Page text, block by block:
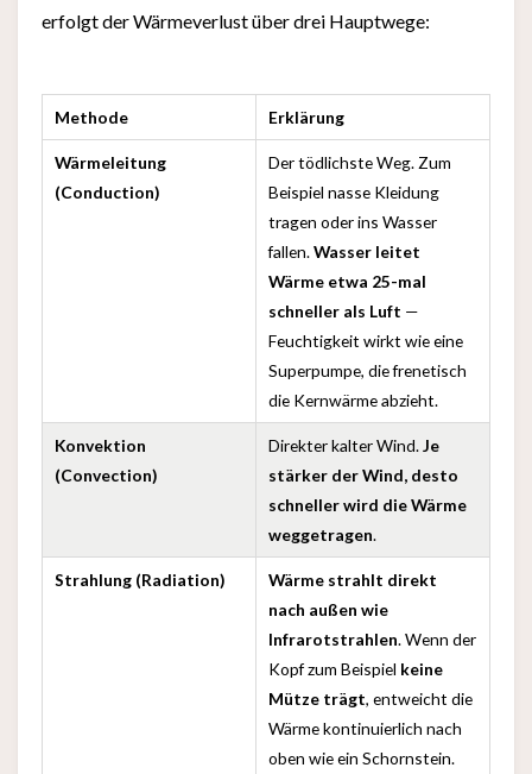
erfolgt der Wärmeverlust über drei Hauptwege:
Methode Erklärung
Wärmeleitung
(Conduction)
Der tödlichste Weg. Zum
Beispiel nasse Kleidung
tragen oder ins Wasser
fallen.Wasser leitet
Wärme etwa 25-mal
schneller als Luft —
Feuchtigkeit wirkt wie eine
Superpumpe, die frenetisch
die Kernwärme abzieht.
Konvektion
(Convection)
Direkter kalter Wind.Je
stärker der Wind, desto
schneller wird die Wärme
weggetragen.
Strahlung (Radiation)
Wärme strahlt direkt
nach außen wie
Infrarotstrahlen. Wenn der
Kopf zum Beispiel keine
Mütze trägt, entweicht die
Wärme kontinuierlich nach
oben wie ein Schornstein.